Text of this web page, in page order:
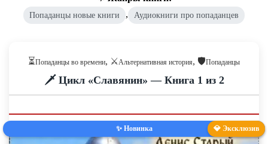
Попаданцы новые книги , Аудиокниги про попаданцев
⏳Попаданцы во времени, ⚔️Альтернативная история, 🛡️Попаданцы
🗡️ Цикл «Славянин» — Книга 1 из 2
✨ Новинка 💎 Эксклюзив